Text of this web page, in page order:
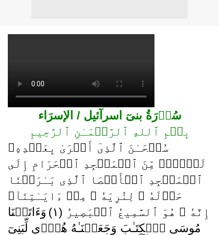
سُوۡرَةُ بنیٓ اسرآئیل / الإسرَاء
بِسۡمِ ٱللهِ ٱلرَّحۡمَـٰنِ ٱلرَّحِيمِ
سُبۡحَـٰنَ ٱلَّذِىٓ أَسۡرَىٰ بِعَبۡدِهِۦ
لَيۡلاً۬ مِّنَ ٱلۡمَسۡجِدِ ٱلۡحَرَامِ إِلَى
ٱلۡمَسۡجِدِ ٱلۡأَقۡصَا ٱلَّذِى بَـٰرَكۡنَا
حَوۡلَهُ ۥ لِنُرِيَهُ ۥ مِنۡ ءَايَـٰتِنَآ‌ۚ
إِنَّهُ ۥ هُوَ ٱلسَّمِيعُ ٱلۡبَصِيرُ ( ١ )
وَءَاتَيۡنَا
مُوسَى ٱلۡكِتَـٰبَ وَجَعَلۡنَـٰهُ هُدً۬ى لِّبَنِىٓ